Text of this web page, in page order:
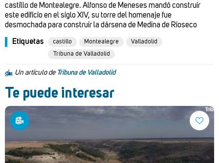
castillo de Montealegre. Alfonso de Meneses mandó construir
este edificio en el siglo XIV, su torre del homenaje fue
desmochada para construir la dársena de Medina de Rioseco
Etiquetas castillo Montealegre
Valladolid
Tribuna de Valladolid
Un artículo de Tribuna de Valladolid
Te puede interesar